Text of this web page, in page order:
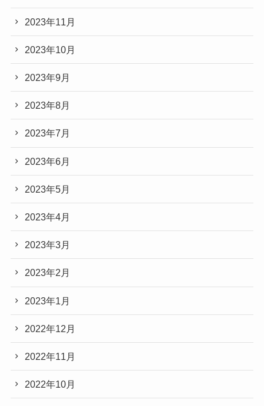
2023年11月
2023年10月
2023年9月
2023年8月
2023年7月
2023年6月
2023年5月
2023年4月
2023年3月
2023年2月
2023年1月
2022年12月
2022年11月
2022年10月